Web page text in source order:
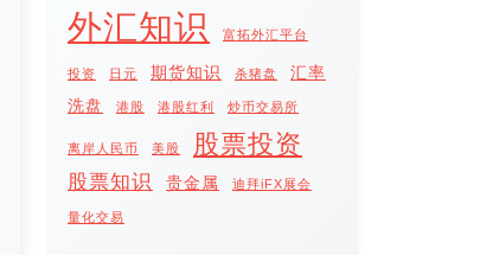
外汇知识 富拓外汇平台
投资 日元 期货知识 杀猪盘
汇率
洗盘
港股 港股红利 炒币交易所
离岸人民币 美股 股票投资
股票知识 贵金属 迪拜iFX展会
量化交易